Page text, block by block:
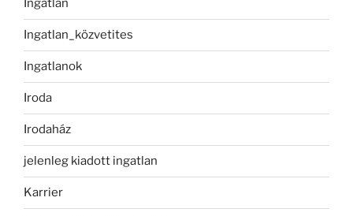
Ingatlan
Ingatlan_közvetites
Ingatlanok
Iroda
Irodaház
jelenleg kiadott ingatlan
Karrier